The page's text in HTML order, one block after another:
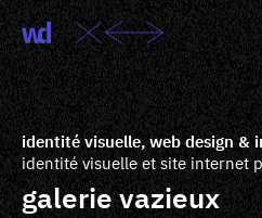
identité visuelle, web design &
identité visuelle et site internet
galerie vazieux